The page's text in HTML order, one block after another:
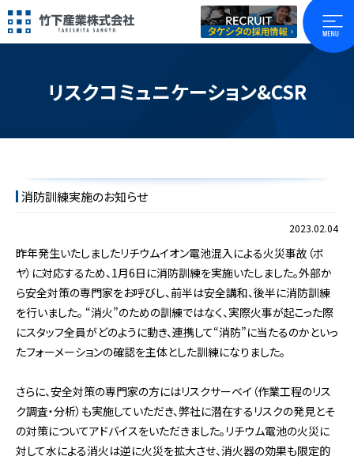
リスクコミュニケーション&CSR
消防訓練実施のお知らせ
2023.02.04
昨年発生いたしましたリチウムイオン電池混入による火災事故（ボ
ヤ）に対応するため、1月6日に消防訓練を実施いたしました。外部か
ら安全対策の専門家をお呼びし、前半は安全講和、後半に消防訓練
を行いました。 “消火”のための訓練ではなく、実際火事が起こった際
にスタッフ全員がどのように動き、連携して“消防”に当たるのかといっ
たフォーメーションの確認を主体とした訓練になりました。
さらに、安全対策の専門家の方にはリスクサーベイ（作業工程のリス
ク調査・分析）も実施していただき、弊社に潜在するリスクの発見とそ
の対策についてアドバイスをいただきました。リチウム電池の火災に
対して水による消火は逆に火災を拡大させ、消火器の効果も限定的